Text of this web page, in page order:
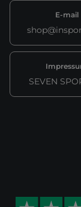
E-mail
SEVEN